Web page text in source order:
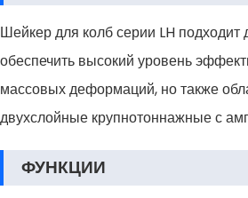
Шейкер для колб серии LH
обеспечить высокий уровень
массовых деформаций, но также
двухслойные крупнотоннажные с
ФУНКЦИИ